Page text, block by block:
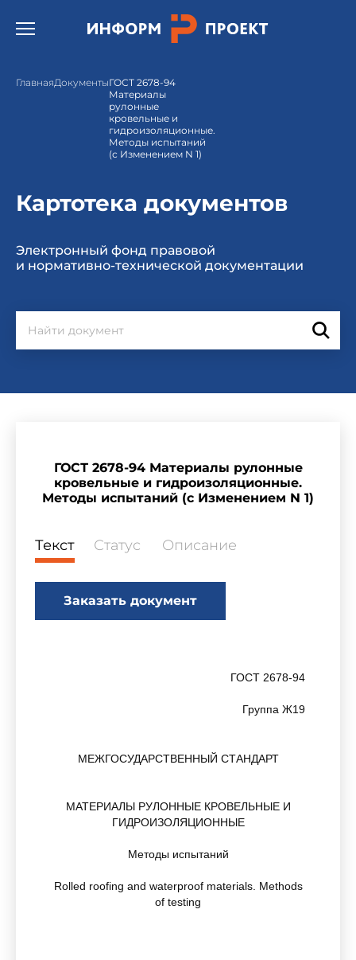
Открыть бургер меню.
ГлавнаяДокументыГОСТ 2678-94
Материалы
рулонные
кровельные и
гидроизоляционные.
Методы испытаний
(с Изменением N 1)
Картотека документов
Электронный фонд правовой
и нормативно-технической документации
ГОСТ 2678-94 Материалы рулонные
кровельные и гидроизоляционные.
Методы испытаний (с Изменением N 1)
Текст Статус Описание
Заказать документ
ГОСТ 2678-94
Группа Ж19
МЕЖГОСУДАРСТВЕННЫЙ СТАНДАРТ
МАТЕРИАЛЫ РУЛОННЫЕ КРОВЕЛЬНЫЕ И
ГИДРОИЗОЛЯЦИОННЫЕ
Методы испытаний
Rolled roofing and waterproof materials. Methods
of testing